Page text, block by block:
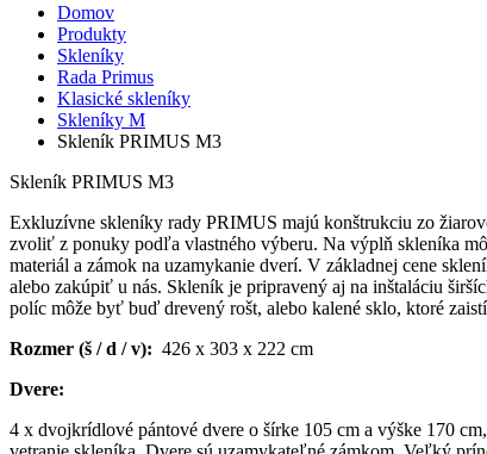
Domov
Produkty
Skleníky
Rada Primus
Klasické skleníky
Skleníky M
Skleník PRIMUS M3
Skleník PRIMUS M3
Exkluzívne skleníky rady PRIMUS majú konštrukciu zo
zvoliť z ponuky podľa vlastného výberu. Na výplň skleníka
materiál a zámok na uzamykanie dverí. V základnej cene
alebo zakúpiť u nás. Skleník je pripravený aj na inštaláciu
políc môže byť buď drevený rošt, alebo kalené sklo, ktoré
Rozmer (š / d / v): 426 x 303 x 222 cm
Dvere:
4 x dvojkrídlové pántové dvere o šírke 105 cm a výške 170